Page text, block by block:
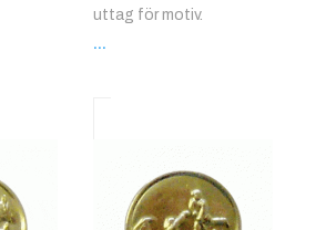
uttag för motiv.
...